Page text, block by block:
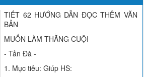
TIẾT 62 HƯỚNG DẪN ĐỌC THÊM VĂN
BẢN
MUỐN LÀM THẰNG CUỘI
- Tản Đà -
1. Mục tiêu: Giúp HS: